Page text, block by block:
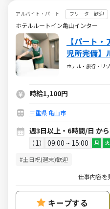
アルバイト・パート フリーター歓迎
ホテルルートイン亀山インター
【パート
児所完備】
室清掃のお
ホテル・旅行・リ
時給1,100円
三重県亀山市
週3日以上・6時間/日 から
1
09:00 ~ 15:00 月 火
#土日祝(週末)歓迎
仕事内容を
キープする